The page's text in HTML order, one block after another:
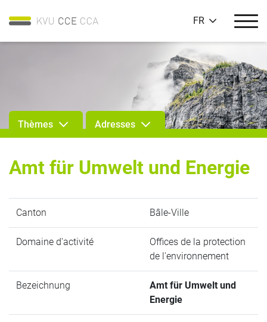
FR
Thèmes Adresses
Amt für Umwelt und Energie
Canton Bâle-Ville
Domaine d'activité
Offices de la protection
de l'environnement
Bezeichnung
Amt für Umwelt und
Energie